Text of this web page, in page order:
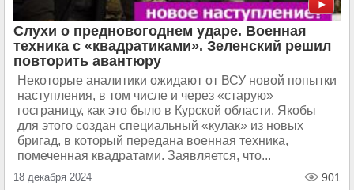
Слухи о предновогоднем ударе. Военная
техника с «квадратиками». Зеленский решил
повторить авантюру
Некоторые аналитики ожидают от ВСУ новой попытки
наступления, в том числе и через «старую»
госграницу, как это было в Курской области. Якобы
для этого создан специальный «кулак» из новых
бригад, в который передана военная техника,
помеченная квадратами. Заявляется, что...
18 декабря 2024 901